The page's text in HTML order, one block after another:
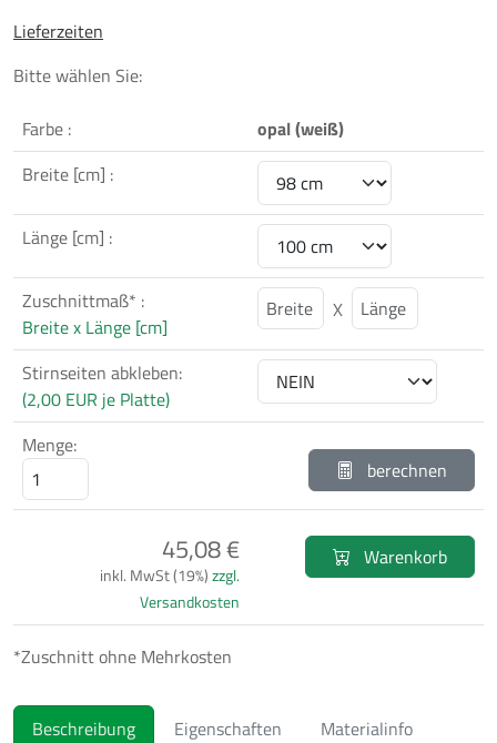
Lieferzeiten
Bitte wählen Sie:
Farbe :
opal (weiß)
Breite [cm] :
Länge [cm] :
Zuschnittmaß* :
Breite x Länge [cm]
X
Stirnseiten abkleben:
(2,00 EUR je Platte)
Menge:
berechnen
45,08 €
inkl. MwSt (19%)zzgl.
Versandkosten
Warenkorb
*Zuschnitt ohne Mehrkosten
Beschreibung Eigenschaften
Materialinfo